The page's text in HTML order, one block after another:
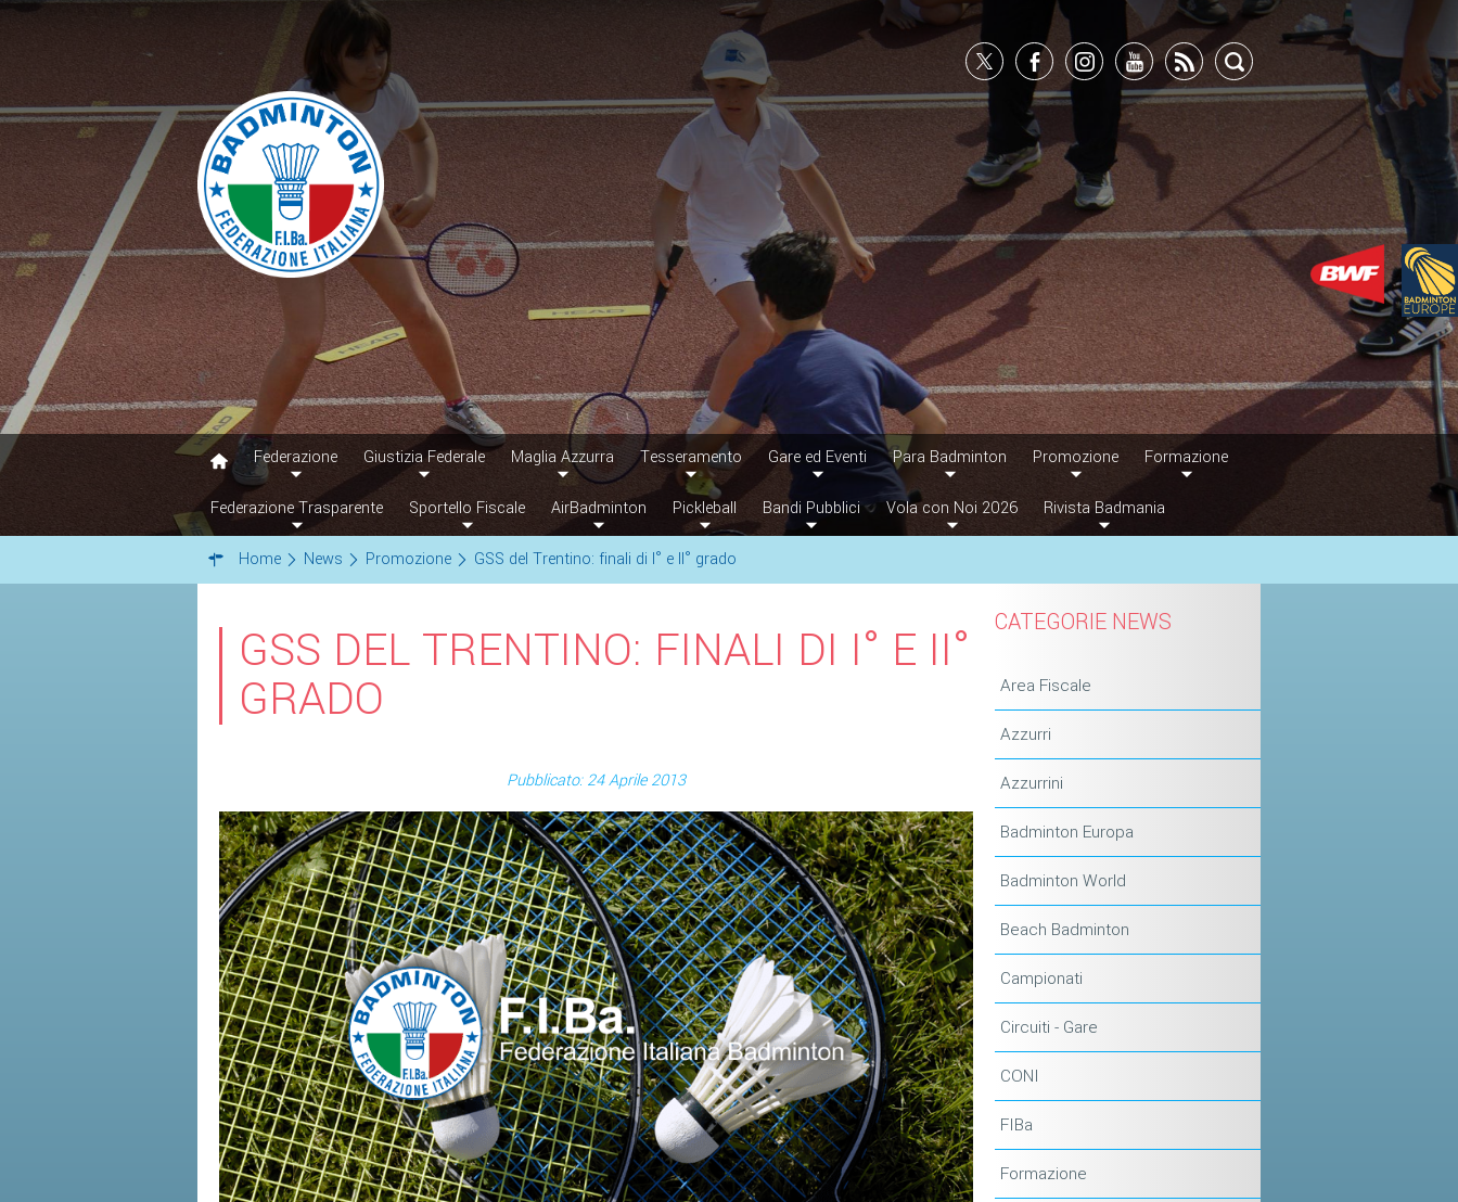
Federazione Giustizia Federale Maglia Azzurra Tesseramento Gare ed Eventi Para Badminton Promozione Formazione
Federazione Trasparente Sportello Fiscale AirBadminton Pickleball Bandi Pubblici Vola con Noi 2026 Rivista Badmania
Home News Promozione GSS del Trentino: finali di I° e II° grado
GSS DEL TRENTINO: FINALI DI I° E II°
GRADO
Pubblicato: 24 Aprile 2013
CATEGORIE NEWS
Area Fiscale
Azzurri
Azzurrini
Badminton Europa
Badminton World
Beach Badminton
Campionati
Circuiti - Gare
CONI
FIBa
Formazione